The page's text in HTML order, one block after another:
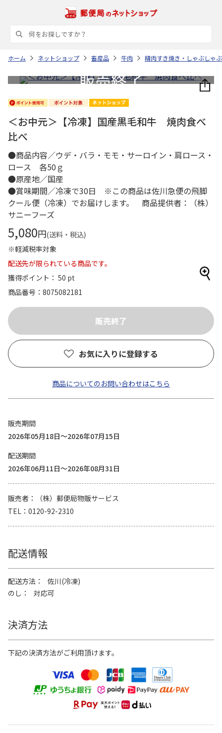
ホーム ネットショップ 畜産品 牛肉 精肉すき焼き・しゃぶしゃ
＜お中元＞【冷凍】国産黒毛和牛 焼肉食べ
比べ
●商品内容／ウデ・バラ・モモ・サーロイン・肩ロース・
ロース 各50ｇ
●原産地／国産
●賞味期間／冷凍で30日 ※この商品は佐川急便の飛脚
クール便（冷凍）でお届けします。 商品提供者：（株）
サニーフーズ
5,080円(送料・税込)
※軽減税率対象
配送先が限られている商品です。
獲得ポイント： 50 pt
商品番号
8075082181
お気に入りに登録する
商品についてのお問い合わせはこちら
販売期間
2026年05月18日～2026年07月15日
配送期間
2026年06月11日～2026年08月31日
販売者
（株）郵便局物販サービス
TEL
0120-92-2310
配送情報
配送方法
佐川(冷凍)
のし
対応可
決済方法
下記の決済方法がご利用頂けます。